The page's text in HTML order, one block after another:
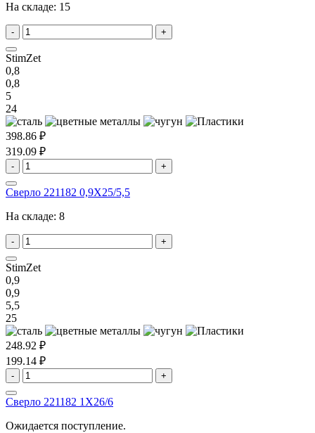
На складе: 15
- +
StimZet
0,8
0,8
5
24
398.86 ₽
319.09 ₽
- +
Сверло 221182 0,9X25/5,5
На складе: 8
- +
StimZet
0,9
0,9
5,5
25
248.92 ₽
199.14 ₽
- +
Сверло 221182 1X26/6
Ожидается поступление.